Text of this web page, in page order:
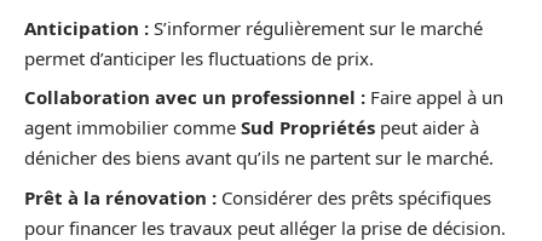
Anticipation : S’informer régulièrement sur le marché
permet d’anticiper les fluctuations de prix.
Collaboration avec un professionnel : Faire appel à un
agent immobilier comme Sud Propriétés peut aider à
dénicher des biens avant qu’ils ne partent sur le marché.
Prêt à la rénovation : Considérer des prêts spécifiques
pour financer les travaux peut alléger la prise de décision.